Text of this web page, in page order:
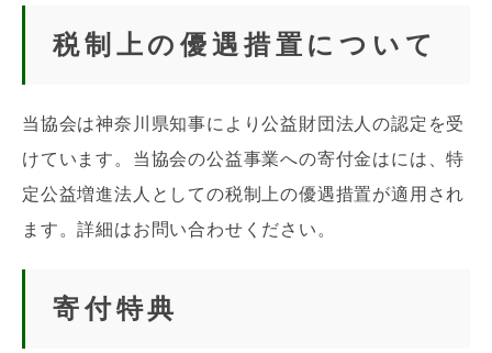
税制上の優遇措置について
当協会は神奈川県知事により公益財団法人の認定を受
けています。当協会の公益事業への寄付金はには、特
定公益増進法人としての税制上の優遇措置が適用され
ます。詳細はお問い合わせください。
寄付特典